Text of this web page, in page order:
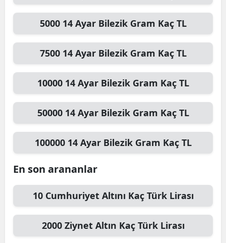
5000 14 Ayar Bilezik Gram Kaç TL
7500 14 Ayar Bilezik Gram Kaç TL
10000 14 Ayar Bilezik Gram Kaç TL
50000 14 Ayar Bilezik Gram Kaç TL
100000 14 Ayar Bilezik Gram Kaç TL
En son arananlar
10 Cumhuriyet Altını Kaç Türk Lirası
2000 Ziynet Altın Kaç Türk Lirası